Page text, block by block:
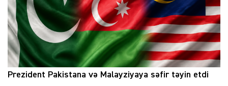
Prezident Pakistana və Malayziyaya səfir təyin etdi